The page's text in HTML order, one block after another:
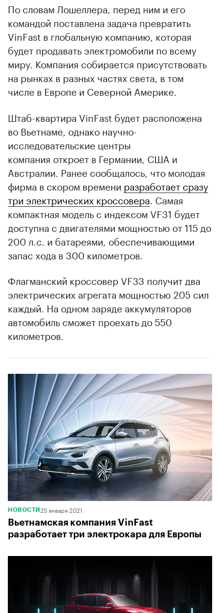
По словам Лошеллера, перед ним и его
командой поставлена задача превратить
VinFast в глобальную компанию, которая
будет продавать электромобили по всему
миру. Компания собирается присутствовать
на рынках в разных частях света, в том
числе в Европе и Северной Америке.
00:00 / 00:00
Штаб-квартира VinFast будет расположена
во Вьетнаме, однако научно-
исследовательские центры
компания откроет в Германии, США и
Австралии. Ранее сообщалось, что молодая
фирма в скором времени разработает сразу
три электрических кроссовера . Самая
компактная модель с индексом VF31 будет
доступна с двигателями мощностью от 115 до
200 л.с. и батареями, обеспечивающими
запас хода в 300 километров.
Флагманский кроссовер VF33 получит два
электрических агрегата мощностью 205 сил
каждый. На одном заряде аккумуляторов
автомобиль сможет проехать до 550
километров.
НОВОСТИ 25 января 2021
Вьетнамская компания VinFast
разработает три электрокара для Европы